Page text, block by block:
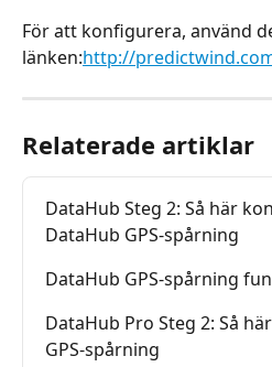
För att konfigurera, använd
länken:http://
Relaterade artiklar
DataHub Steg 2: Så här
DataHub GPS-spårning
DataHub GPS-spårning
DataHub Pro Steg 2: Så
GPS-spårning